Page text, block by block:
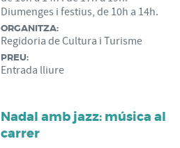
Diumenges i festius, de 10h a 14h.
ORGANITZA:
Regidoria de Cultura i Turisme
PREU:
Entrada lliure
Nadal amb jazz: música al
carrer